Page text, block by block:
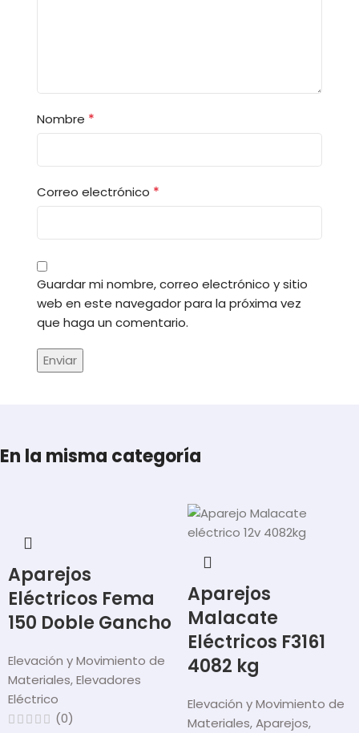
Nombre *
Correo electrónico *
Guardar mi nombre, correo electrónico y sitio
web en este navegador para la próxima vez
que haga un comentario.
En la misma categoría
Aparejos
Eléctricos Fema
150 Doble Gancho
Elevación y Movimiento de
Materiales,Elevadores
Eléctrico
(0)
Aparejos
Malacate
Eléctricos F3161
4082 kg
Elevación y Movimiento de
Materiales,Aparejos,